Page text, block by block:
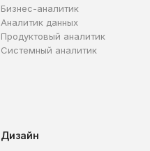
Бизнес-аналитик
Аналитик данных
Продуктовый аналитик
Системный аналитик
Дизайн